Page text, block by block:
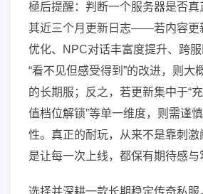
極后提醒：判断一个服务器是否真
其近三个月更新日志——若内容更
优化、NPC对话丰富度提升、跨
“看不见但感受得到”的改进，则大
的长期服；反之，若更新集中于“
值档位解锁”等单一维度，则需谨
性。真正的耐玩，从来不是靠刺激
是让每一次上线，都保有期待感与
选择并深耕一款长期稳定传奇私